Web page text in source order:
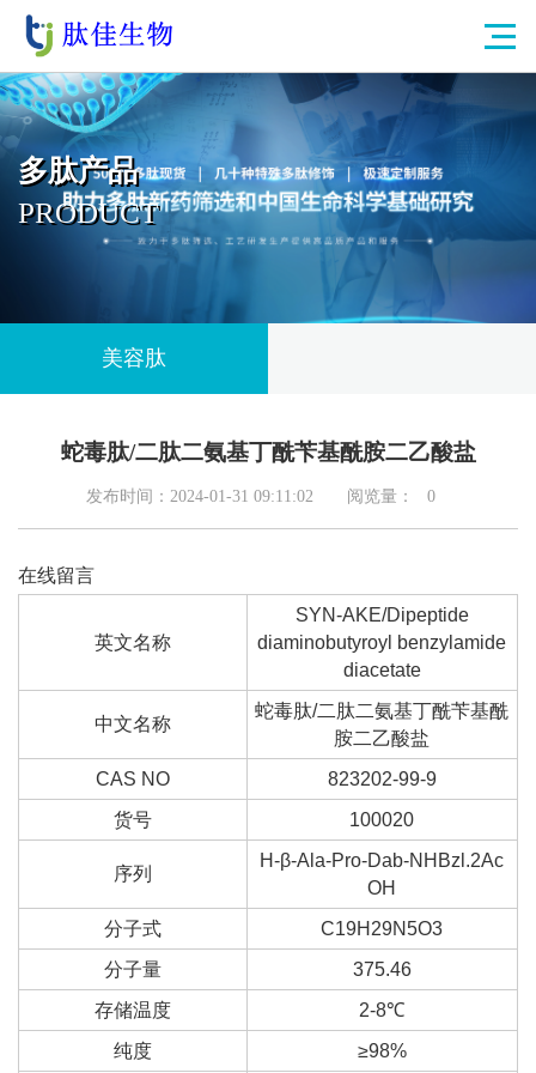
多肽产品
PRODUCT
美容肽
蛇毒肽/二肽二氨基丁酰苄基酰胺二乙酸盐
发布时间：2024-01-31 09:11:02 阅览量： 0
在线留言
英文名称
SYN-AKE/Dipeptide
diaminobutyroyl benzylamide
diacetate
中文名称
蛇毒肽/二肽二氨基丁酰苄基酰
胺二乙酸盐
CAS NO
823202-99-9
货号
100020
序列
H-β-Ala-Pro-Dab-NHBzl.2Ac
OH
分子式
C19H29N5O3
分子量
375.46
存储温度
2-8℃
纯度
≥98%